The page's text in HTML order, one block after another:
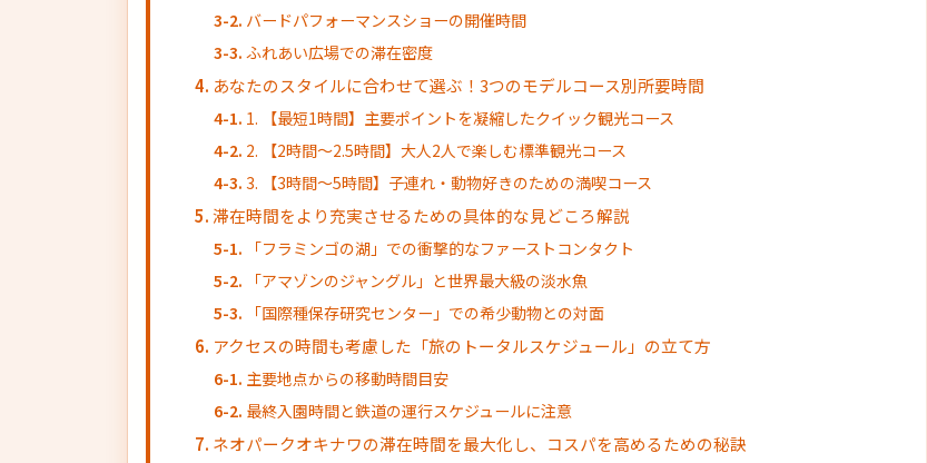
バードパフォーマンスショーの開催時間
ふれあい広場での滞在密度
あなたのスタイルに合わせて選ぶ！3つのモデルコース別所要時間
1. 【最短1時間】主要ポイントを凝縮したクイック観光コース
2. 【2時間〜2.5時間】大人2人で楽しむ標準観光コース
3. 【3時間〜5時間】子連れ・動物好きのための満喫コース
滞在時間をより充実させるための具体的な見どころ解説
「フラミンゴの湖」での衝撃的なファーストコンタクト
「アマゾンのジャングル」と世界最大級の淡水魚
「国際種保存研究センター」での希少動物との対面
アクセスの時間も考慮した「旅のトータルスケジュール」の立て方
主要地点からの移動時間目安
最終入園時間と鉄道の運行スケジュールに注意
ネオパークオキナワの滞在時間を最大化し、コスパを高めるための秘訣